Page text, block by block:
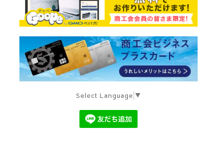
Select Language ▼